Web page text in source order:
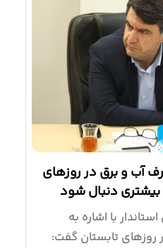
آب و برق در روزهای
دنبال شود
با اشاره به
روزهای تابستان گفت: